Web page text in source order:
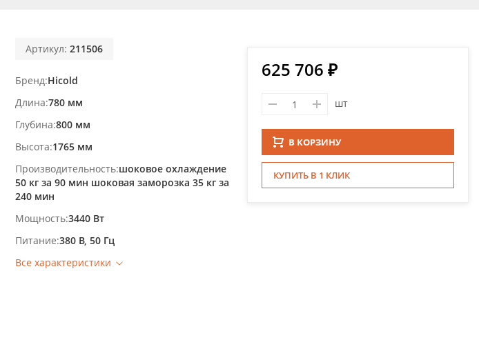
Артикул: 211506
Бренд Hicold
Длина 780 мм
Глубина 800 мм
Высота 1765 мм
Производительность шоковое охлаждение
50 кг за 90 мин шоковая заморозка 35 кг за
240 мин
Мощность 3440 Вт
Питание 380 В, 50 Гц
Все характеристики
625 706 ₽
шт
В КОРЗИНУ
КУПИТЬ В 1 КЛИК